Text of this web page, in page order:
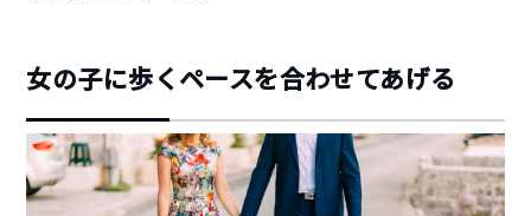
女の子に歩くペースを合わせてあげる